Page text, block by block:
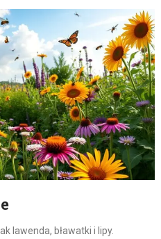
lawenda, bławatki i lipy.